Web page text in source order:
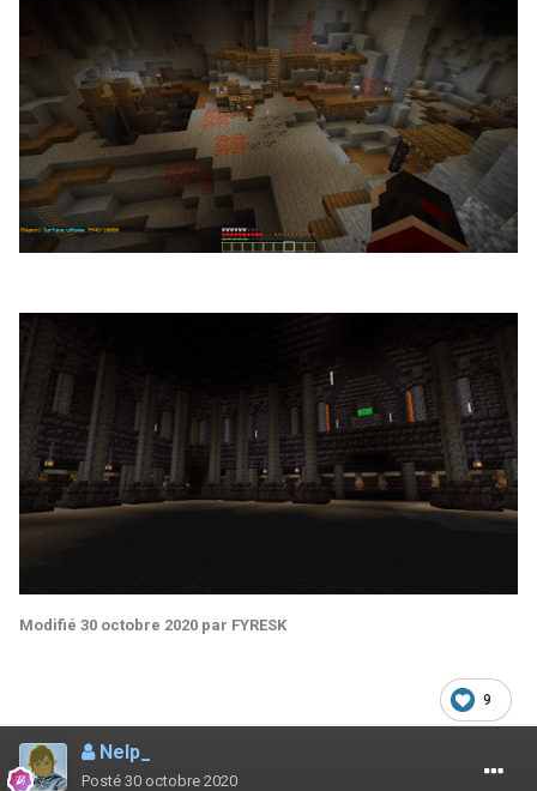
Modifié 30 octobre 2020 par FYRESK
9
Nelp_
Posté 30 octobre 2020